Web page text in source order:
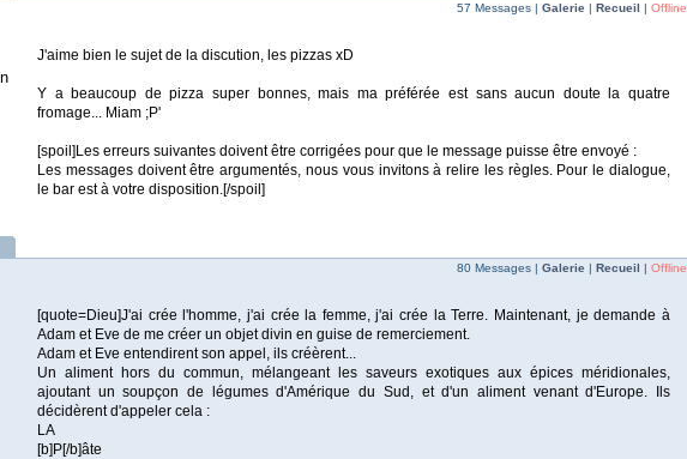
57 Messages | Galerie | Recueil | Offline
J'aime bien le sujet de la discution, les pizzas xD
Y a beaucoup de pizza super bonnes, mais ma préférée est sans aucun doute la quatre
fromage... Miam ;P'
[spoil]Les erreurs suivantes doivent être corrigées pour que le message puisse être envoyé :
Les messages doivent être argumentés, nous vous invitons à relire les règles. Pour le dialogue,
le bar est à votre disposition.[/spoil]
80 Messages | Galerie | Recueil | Offline
[quote=Dieu]J'ai crée l'homme, j'ai crée la femme, j'ai crée la Terre. Maintenant, je demande à
Adam et Eve de me créer un objet divin en guise de remerciement.
Adam et Eve entendirent son appel, ils créèrent...
Un aliment hors du commun, mélangeant les saveurs exotiques aux épices méridionales,
ajoutant un soupçon de légumes d'Amérique du Sud, et d'un aliment venant d'Europe. Ils
décidèrent d'appeler cela :
LA
[b]P[/b]âte